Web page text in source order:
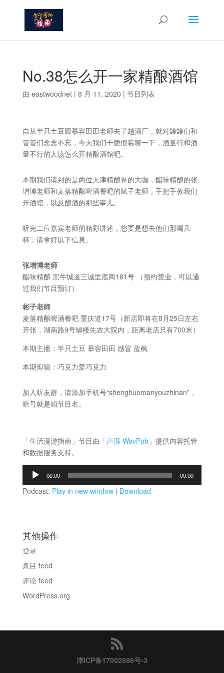
No.38怎么开一家精酿酒馆
由 eastwoodnet| 8 月 11, 2020 | 节目列表
自从半只土豆跟慕容田田老师去了趟酒厂，就对罐罐们和
管管们念念不忘，今天我们干脆假装聊一下，酒量行和酒
量不行的人该怎么开精酿酒馆吧。
本期我们请到的是两位天津精酿界的大咖，酯味精酿的张
增博老师和麦落精酿啤酒餐吧的斌子老师，手把手教我们
开酒馆，以及酿酒的那些事儿。
听完二位嘉宾老师的精彩讲述，您要是想去他们那喝几
杯，请拿好以下信息。
张增博老师
酯味精酿 黑牛城道三诚里底商161号 （预约营业，可以通
过我们节目预订）
彬子老师
麦落精酿啤酒餐吧 重庆道17号（新店即将在8月25日左右
开张，湖南路9号辅楼先农大院内，距离老店只有700米）
本期主播：半只土豆 慕容田田 感冒 蓝枫
本期剪辑：巧克力爱巧克力
加入听友群，请添加手机号“shenghuomanyouzhinan”，
暗号就是咱节目名。
「生活漫游指南」节目由「声湃 WavPub」提供内容托管
和数据服务支持。
播
00:00 00:00
Podcast: Play in new window| Download
其他操作
登录
条目 feed
评论 feed
WordPress.org
津ICP备17002886号-3